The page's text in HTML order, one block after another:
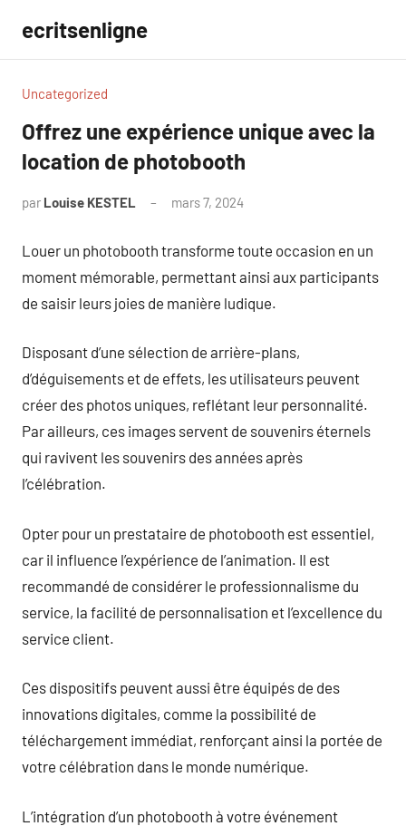
contenu
ecritsenligne
Uncategorized
Offrez une expérience unique avec la
location de photobooth
par Louise KESTEL mars 7, 2024
Louer un photobooth transforme toute occasion en un
moment mémorable, permettant ainsi aux participants
de saisir leurs joies de manière ludique.
Disposant d’une sélection de arrière-plans,
d’déguisements et de effets, les utilisateurs peuvent
créer des photos uniques, reflétant leur personnalité.
Par ailleurs, ces images servent de souvenirs éternels
qui ravivent les souvenirs des années après
l’célébration.
Opter pour un prestataire de photobooth est essentiel,
car il influence l’expérience de l’animation. Il est
recommandé de considérer le professionnalisme du
service, la facilité de personnalisation et l’excellence du
service client.
Ces dispositifs peuvent aussi être équipés de des
innovations digitales, comme la possibilité de
téléchargement immédiat, renforçant ainsi la portée de
votre célébration dans le monde numérique.
L’intégration d’un photobooth à votre événement